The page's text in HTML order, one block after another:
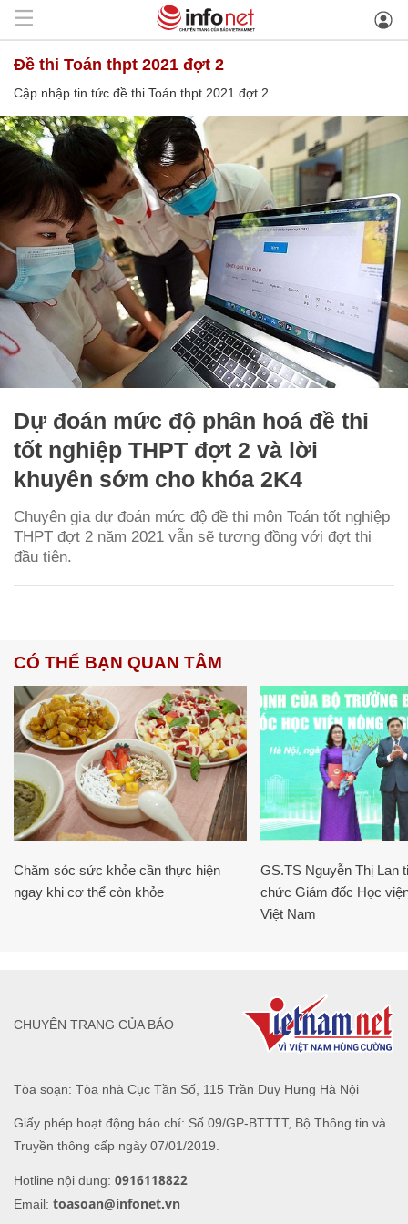
đề thi Toán thpt 2021 đợt 2
Cập nhập tin tức đề thi Toán thpt 2021 đợt 2
Dự đoán mức độ phân hoá đề thi
tốt nghiệp THPT đợt 2 và lời
khuyên sớm cho khóa 2K4
Chuyên gia dự đoán mức độ đề thi môn Toán tốt nghiệp
THPT đợt 2 năm 2021 vẫn sẽ tương đồng với đợt thi
đầu tiên.
CÓ THỂ BẠN QUAN TÂM
Chăm sóc sức khỏe cần thực hiện
ngay khi cơ thể còn khỏe
GS.TS Nguyễn Thị Lan
chức Giám đốc Học
Việt Nam
Tòa soạn: Tòa nhà Cục Tần Số, 115 Trần Duy Hưng Hà Nội
Giấy phép hoạt động báo chí: Số 09/GP-BTTTT, Bộ Thông tin và
Truyền thông cấp ngày 07/01/2019.
Hotline nội dung: 0916118822
Email: toasoan@infonet.vn
CHUYÊN TRANG CỦA BÁO